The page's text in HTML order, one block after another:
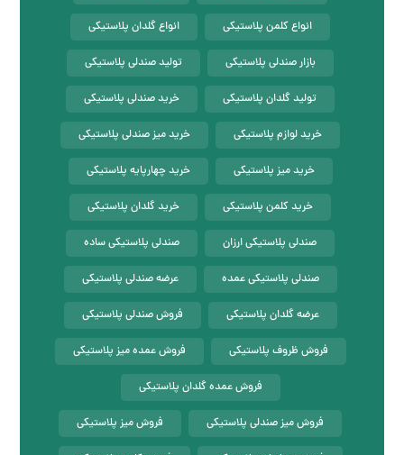
انواع کلمن پلاستیکی انواع گلدان پلاستیکی
بازار صندلی پلاستیکی تولید صندلی پلاستیکی
تولید گلدان پلاستیکی خرید صندلی پلاستیکی
خرید لوازم پلاستیکی خرید میز صندلی پلاستیکی
خرید میز پلاستیکی خرید چهارپایه پلاستیکی
خرید کلمن پلاستیکی خرید گلدان پلاستیکی
صندلی پلاستیکی ارزان صندلی پلاستیکی ساده
صندلی پلاستیکی عمده عرضه صندلی پلاستیکی
عرضه گلدان پلاستیکی فروش صندلی پلاستیکی
فروش ظروف پلاستیکی فروش عمده میز پلاستیکی
فروش عمده گلدان پلاستیکی
فروش میز صندلی پلاستیکی فروش میز پلاستیکی